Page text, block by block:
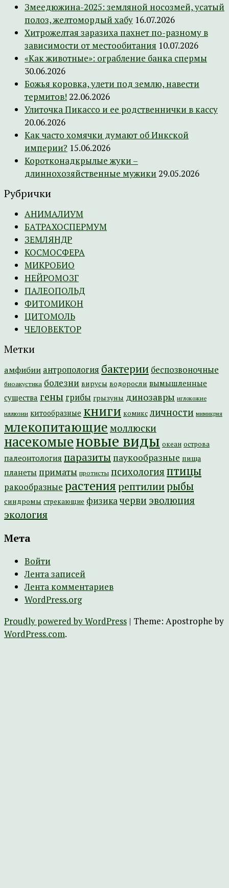
Змеедюжина-2025: земляной носозмей, усатый
полоз, желтомордый хабу 16.07.2026
Хитрожелтая заразиха пахнет по-разному в
зависимости от местообитания 10.07.2026
«Как животные»: ограбление банка спермы
30.06.2026
Божья коровка, улети под землю, навести
термитов! 22.06.2026
Улиточка Пикассо и ее родственнички в кассу
20.06.2026
Как часто хомячки думают об Инкской
империи? 15.06.2026
Коротконадкрылые жуки –
длиннохозяйственные мужики 29.05.2026
Рубрички
АНИМАЛИУМ
БАТРАХОСПЕРМУМ
ЗЕМЛЯНДР
КОСМОСФЕРА
МИКРОБИО
НЕЙРОМОЗГ
ПАЛЕОПОЛЬД
ФИТОМИКОН
ЦИТОМОЛЬ
ЧЕЛОВЕКТОР
Метки
амфибии антропология бактерии беспозвоночные
биоакустика болезни вирусы водоросли вымышленные
существа гены грибы грызуны динозавры иглокожие
иллюзии китообразные книги комикс личности мимикрия
млекопитающие моллюски
насекомыеновые виды океан острова
палеонтология паразиты паукообразные пища
планеты приматы протисты психология птицы
ракообразные растениярептилиирыбы
синдромы стрекающие физикачерви эволюция
экология
Мета
Войти
Лента записей
Лента комментариев
WordPress.org
Proudly powered by WordPress | Theme: Apostrophe by
WordPress.com.